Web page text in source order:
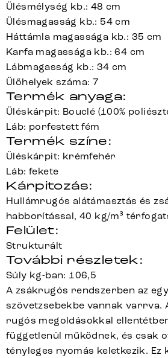
Ülésmélység kb.: 48 cm
Ülésmagasság kb.: 54 cm
Háttámla magassága kb.: 35 cm
Karfa magassága kb.: 64 cm
Lábmagasság kb.: 34 cm
Ülőhelyek száma: 7
Termék anyaga:
Üléskárpit: Bouclé (100%
Láb: porfestett fém
Termék színe:
Üléskárpit: krémfehér
Láb: fekete
Kárpitozás:
Hullámrugós alátámasztás és
habborítással, 40 kg/m³
Felület:
Strukturált
További részletek:
Súly kg-ban: 106,5
A zsákrugós rendszerben az
szövetzsebekbe vannak varrva.
rugós megoldásokkal
függetlenül működnek, és csak
tényleges nyomás keletkezik. Ez